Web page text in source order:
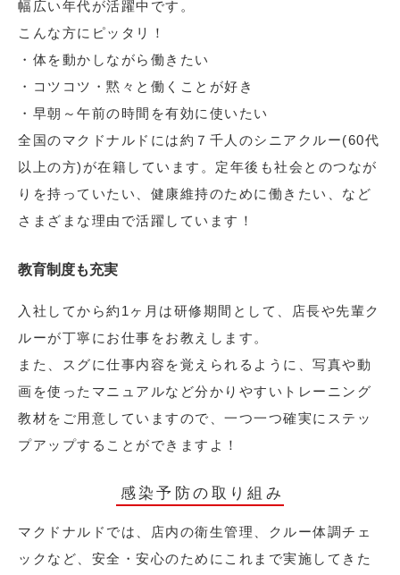
幅広い年代が活躍中です。
こんな方にピッタリ！
・体を動かしながら働きたい
・コツコツ・黙々と働くことが好き
・早朝～午前の時間を有効に使いたい
全国のマクドナルドには約７千人のシニアクルー(60代
以上の方)が在籍しています。定年後も社会とのつなが
りを持っていたい、健康維持のために働きたい、など
さまざまな理由で活躍しています！
教育制度も充実
入社してから約1ヶ月は研修期間として、店長や先輩ク
ルーが丁寧にお仕事をお教えします。
また、スグに仕事内容を覚えられるように、写真や動
画を使ったマニュアルなど分かりやすいトレーニング
教材をご用意していますので、一つ一つ確実にステッ
プアップすることができますよ！
感染予防の取り組み
マクドナルドでは、店内の衛生管理、クルー体調チェ
ックなど、安全・安心のためにこれまで実施してきた